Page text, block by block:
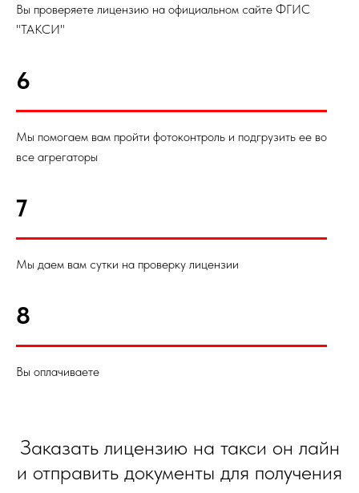
Вы проверяете лицензию на официальном сайте ФГИС
"ТАКСИ"
6
Мы помогаем вам пройти фотоконтроль и подгрузить ее во
все агрегаторы
7
Мы даем вам сутки на проверку лицензии
8
Вы оплачиваете
Заказать лицензию на такси он лайн
и отправить документы для получения